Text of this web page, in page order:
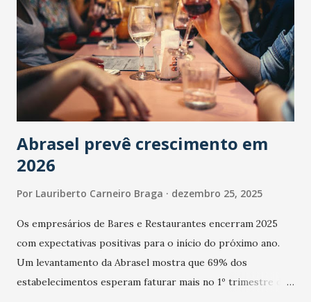
Abrasel prevê crescimento em
2026
Por Lauriberto Carneiro Braga dezembro 25, 2025
Os empresários de Bares e Restaurantes encerram 2025
com expectativas positivas para o início do próximo ano.
Um levantamento da Abrasel mostra que 69% dos
estabelecimentos esperam faturar mais no 1º trimestre de